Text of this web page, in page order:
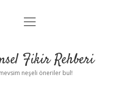
Anasayfa
Yasal Uyarı
menüyü
Fikir Rehberi
neşeli öneriler bul!